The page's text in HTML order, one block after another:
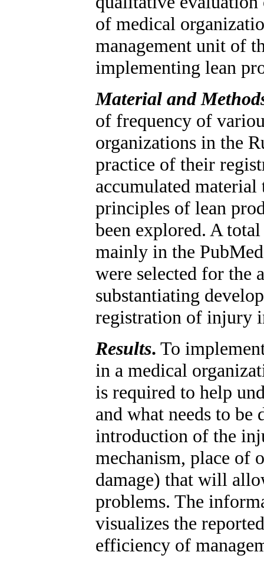
of medical
management unit of
implementing lean
Material and
of frequency of
organizations in the
practice of their
accumulated
principles of lean
been explored. A
mainly in the
were selected for the
substantiating
registration of injury
Results. To
in a medical
is required to help
and what needs to
introduction of the
mechanism, place of
damage) that will
problems. The
visualizes the
efficiency of